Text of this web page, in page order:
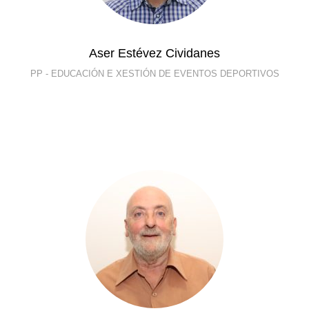
Aser Estévez Cividanes
PP - EDUCACIÓN E XESTIÓN DE EVENTOS DEPORTIVOS